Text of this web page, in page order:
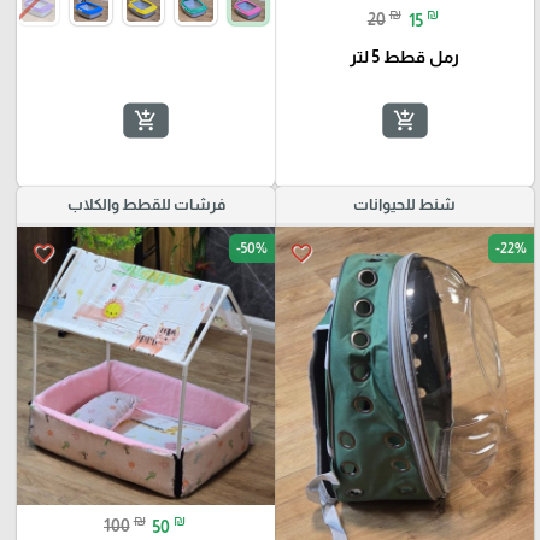
20 ₪ 15 ₪
رمل قطط 5 لتر
add_shopping_cart
add_shopping_cart
شنط للحيوانات
favorite_border -22%
فرشات للقطط والكلاب
favorite_border -50%
100 ₪ 50 ₪